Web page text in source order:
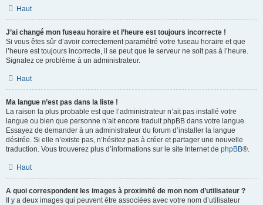
Haut
J’ai changé mon fuseau horaire et l’heure est toujours incorrecte !
Si vous êtes sûr d’avoir correctement paramétré votre fuseau horaire et que
l’heure est toujours incorrecte, il se peut que le serveur ne soit pas à l’heure.
Signalez ce problème à un administrateur.
Haut
Ma langue n’est pas dans la liste !
La raison la plus probable est que l’administrateur n’ait pas installé votre
langue ou bien que personne n’ait encore traduit phpBB dans votre langue.
Essayez de demander à un administrateur du forum d’installer la langue
désirée. Si elle n’existe pas, n’hésitez pas à créer et partager une nouvelle
traduction. Vous trouverez plus d’informations sur le site Internet de phpBB®.
Haut
A quoi correspondent les images à proximité de mon nom d’utilisateur ?
Il y a deux images qui peuvent être associées avec votre nom d’utilisateur